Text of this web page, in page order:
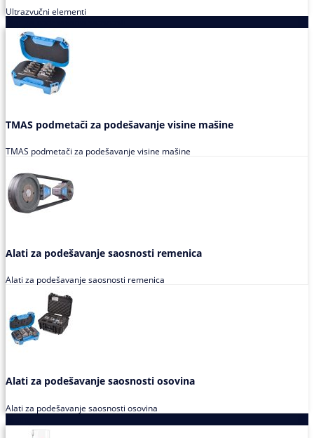
Ultrazvučni elementi
TMAS podmetači za podešavanje visine mašine
TMAS podmetači za podešavanje visine mašine
Alati za podešavanje saosnosti remenica
Alati za podešavanje saosnosti remenica
Alati za podešavanje saosnosti osovina
Alati za podešavanje saosnosti osovina